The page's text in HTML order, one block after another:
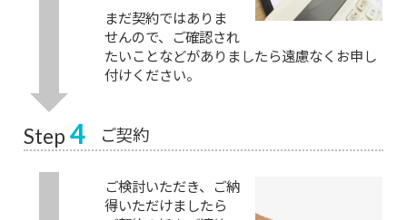
まだ契約ではありま
せんので、ご確認され
たいことなどがありましたら遠慮なくお申し
付けください。
Step 4 ご契約
ご検討いただき、ご納
得いただけましたら